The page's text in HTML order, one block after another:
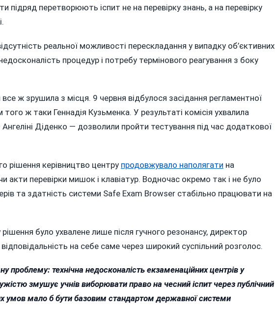
перетворюють іспит не на перевірку знань, а на перевірку
реальної можливості перескладання у випадку об’єктивних
процедур і потребу термінового реагування з боку
все ж зрушила з місця. 9 червня відбулося засідання регламентної
ж таки Геннадія Кузьменка. У результаті комісія ухвалила
Діденко — дозволили пройти тестування під час додаткової
рішення керівництво центру продовжувало наполягати на
акти перевірки мишок і клавіатур. Водночас окремо так і не було
та здатність системи Safe Exam Browser стабільно працювати на
було ухвалене лише після гучного резонансу, директор
на себе саме через широкий суспільний розголос.
проблему: технічна недосконалість екзаменаційних центрів у
змушує учнів виборювати право на чесний іспит через публічний
умов мало б бути базовим стандартом державної системи